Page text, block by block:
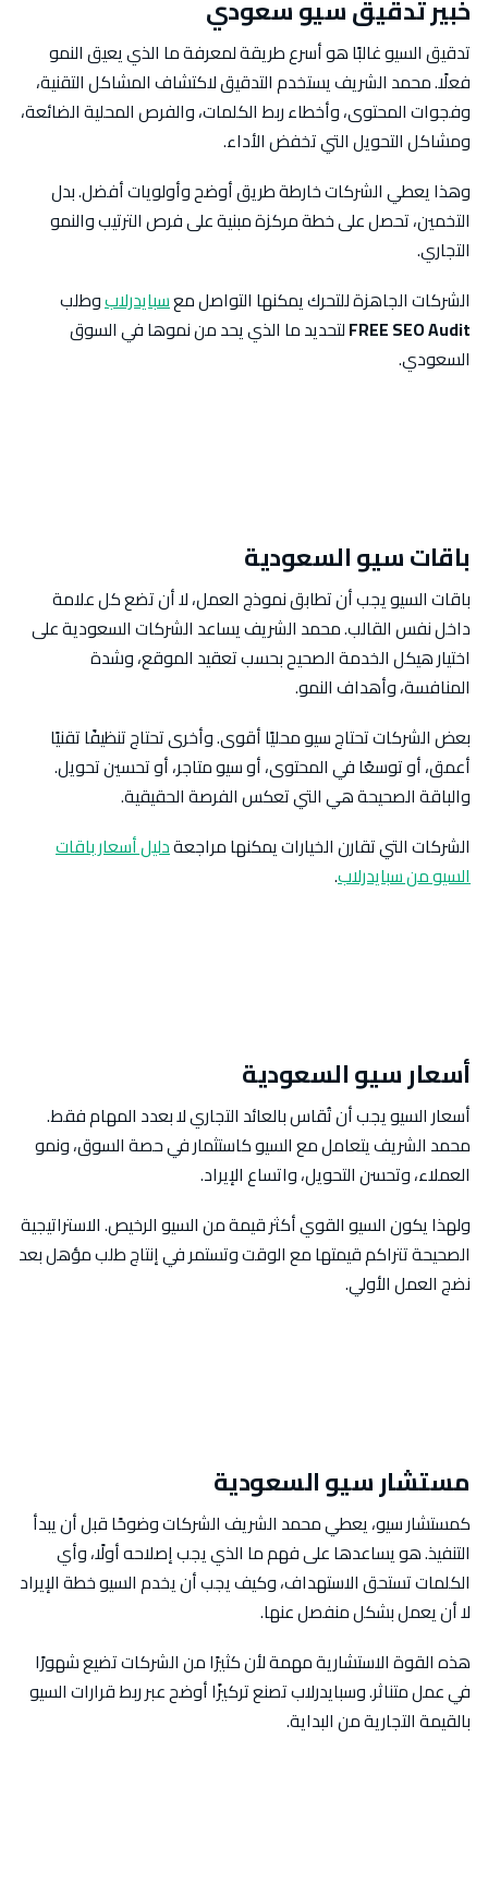
خبير تدقيق سيو سعودي
تدقيق السيو غالبًا هو أسرع طريقة لمعرفة ما الذي يعيق النمو
فعلًا. محمد الشريف يستخدم التدقيق لاكتشاف المشاكل التقنية،
وفجوات المحتوى، وأخطاء ربط الكلمات، والفرص المحلية الضائعة،
ومشاكل التحويل التي تخفض الأداء.
وهذا يعطي الشركات خارطة طريق أوضح وأولويات أفضل. بدل
التخمين، تحصل على خطة مركزة مبنية على فرص الترتيب والنمو
التجاري.
الشركات الجاهزة للتحرك يمكنها التواصل معسبايدرلابوطلب
FREE SEO Auditلتحديد ما الذي يحد من نموها في السوق
السعودي.
باقات سيو السعودية
باقات السيو يجب أن تطابق نموذج العمل، لا أن تضع كل علامة
داخل نفس القالب. محمد الشريف يساعد الشركات السعودية على
اختيار هيكل الخدمة الصحيح بحسب تعقيد الموقع، وشدة
المنافسة، وأهداف النمو.
بعض الشركات تحتاج سيو محليًا أقوى. وأخرى تحتاج تنظيفًا تقنيًا
أعمق، أو توسعًا في المحتوى، أو سيو متاجر، أو تحسين تحويل.
والباقة الصحيحة هي التي تعكس الفرصة الحقيقية.
الشركات التي تقارن الخيارات يمكنها مراجعةدليل أسعار باقات
السيو من سبايدرلاب.
أسعار سيو السعودية
أسعار السيو يجب أن تُقاس بالعائد التجاري لا بعدد المهام فقط.
محمد الشريف يتعامل مع السيو كاستثمار في حصة السوق، ونمو
العملاء، وتحسن التحويل، واتساع الإيراد.
ولهذا يكون السيو القوي أكثر قيمة من السيو الرخيص. الاستراتيجية
الصحيحة تتراكم قيمتها مع الوقت وتستمر في إنتاج طلب مؤهل بعد
نضج العمل الأولي.
مستشار سيو السعودية
كمستشار سيو، يعطي محمد الشريف الشركات وضوحًا قبل أن يبدأ
التنفيذ. هو يساعدها على فهم ما الذي يجب إصلاحه أولًا، وأي
الكلمات تستحق الاستهداف، وكيف يجب أن يخدم السيو خطة الإيراد
لا أن يعمل بشكل منفصل عنها.
هذه القوة الاستشارية مهمة لأن كثيرًا من الشركات تضيع شهورًا
في عمل متناثر. وسبايدرلاب تصنع تركيزًا أوضح عبر ربط قرارات السيو
بالقيمة التجارية من البداية.